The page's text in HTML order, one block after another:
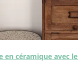
en céramique avec